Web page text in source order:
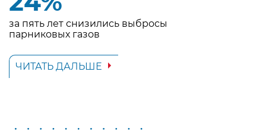
ЧИТАТЬ ДАЛЬШЕ
за пять лет снизились выбросы
парниковых газов